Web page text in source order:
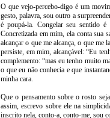
O que vejo-percebo-digo é um
gesto, palavra, sou outro a
é poupá-la. Congelar seu sentido é
Concretizada em mim, ela conta sua
alcançar o que me alcança, o que
persiste, em mim, alcançável: “Eu
complemento: “mas eu tenho muito
o que eu não conhecia e que
minha cara.
Que o pensamento sobre o rosto
assim, escrevo sobre ele na
inscrito nela, conto-a, conto-me, sou